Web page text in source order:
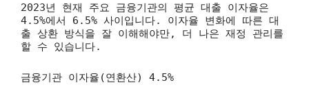
2023년 현재 주요 금융기관의 평균 대출 이자율은
4.5%에서 6.5% 사이입니다. 이자율 변화에 따른 대
출 상환 방식을 잘 이해해야만, 더 나은 재정 관리를
할 수 있습니다.
금융기관 이자율(연환산) 4.5%